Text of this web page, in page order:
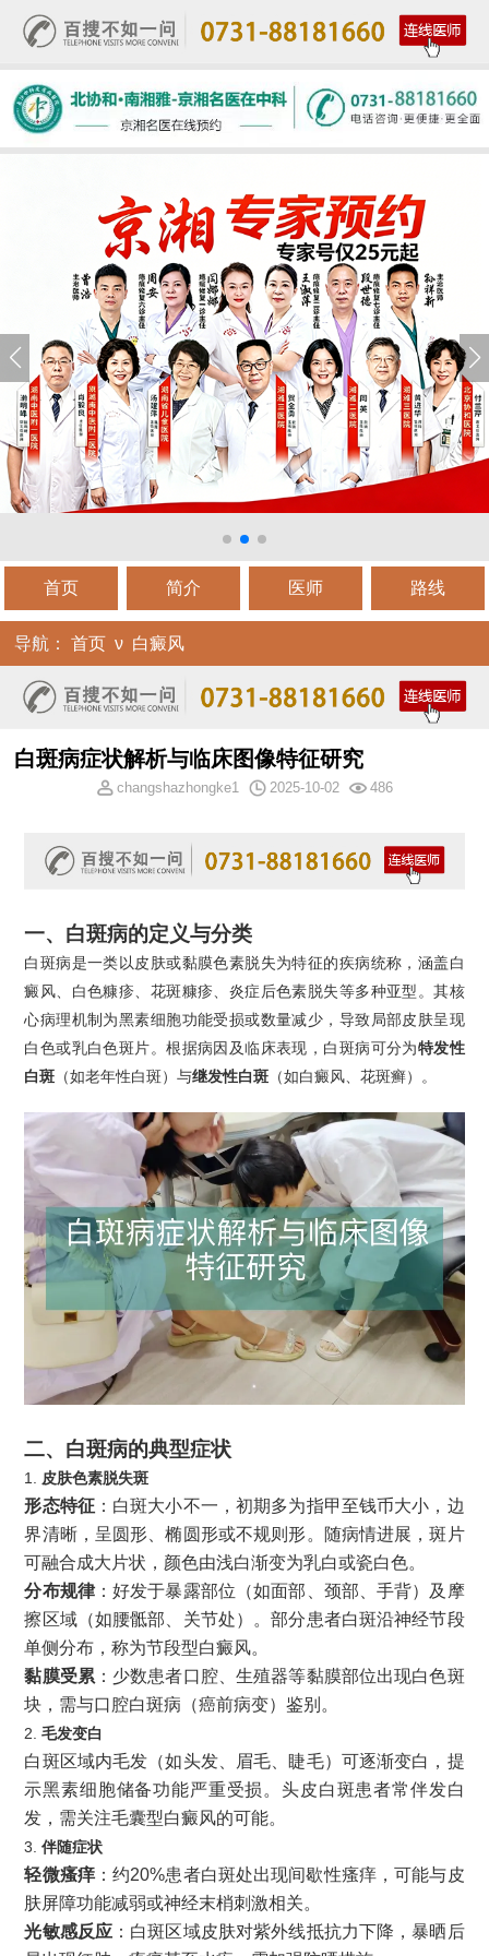
首页 简介 医师 路线
导航： 首页 ν 白癜风
白斑病症状解析与临床图像特征研究
changshazhongke1 2025-10-02 486
一、白斑病的定义与分类
白斑病是一类以皮肤或黏膜色素脱失为特征的疾病统称，涵盖白
癜风、白色糠疹、花斑糠疹、炎症后色素脱失等多种亚型。其核
心病理机制为黑素细胞功能受损或数量减少，导致局部皮肤呈现
白色或乳白色斑片。根据病因及临床表现，白斑病可分为特发性
白斑 （如老年性白斑）与继发性白斑 （如白癜风、花斑癣）。
二、白斑病的典型症状
1. 皮肤色素脱失斑
形态特征：白斑大小不一，初期多为指甲至钱币大小，边
界清晰，呈圆形、椭圆形或不规则形。随病情进展，斑片
可融合成大片状，颜色由浅白渐变为乳白或瓷白色。
分布规律：好发于暴露部位（如面部、颈部、手背）及摩
擦区域（如腰骶部、关节处）。部分患者白斑沿神经节段
单侧分布，称为节段型白癜风。
黏膜受累：少数患者口腔、生殖器等黏膜部位出现白色斑
块，需与口腔白斑病（癌前病变）鉴别。
2.毛发变白
白斑区域内毛发（如头发、眉毛、睫毛）可逐渐变白，提
示黑素细胞储备功能严重受损。头皮白斑患者常伴发白
发，需关注毛囊型白癜风的可能。
3.伴随症状
轻微瘙痒：约20%患者白斑处出现间歇性瘙痒，可能与皮
肤屏障功能减弱或神经末梢刺激相关。
光敏感反应 ：白斑区域皮肤对紫外线抵抗力下降，暴晒后